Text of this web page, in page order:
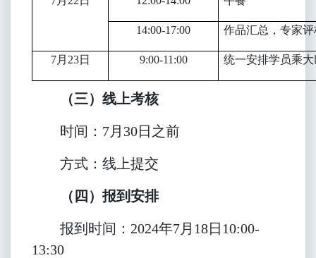
14:00-17:00 作品汇总，专家评
7月23日 9:00-11:00 统一安排学员乘
（三）线上考核
时间：7月30日之前
方式：线上提交
（四）报到安排
报到时间：2024年7月18日10:00-
13:30